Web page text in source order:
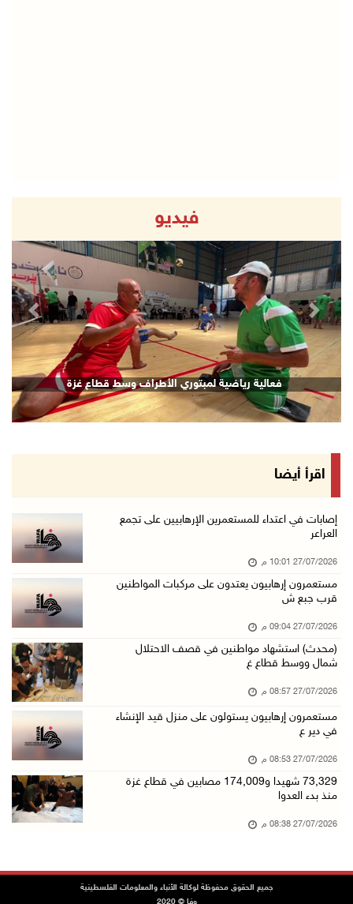
فيديو
فعالية رياضية لمبتوري الأطراف وسط قطاع غزة
Next
اقرأ أيضا
إصابات في اعتداء للمستعمرين الإرهابيين على تجمع
العراعر
27/07/2026 10:01 م
مستعمرون إرهابيون يعتدون على مركبات المواطنين
قرب جبع ش
27/07/2026 09:04 م
(محدث) استشهاد مواطنين في قصف الاحتلال
شمال ووسط قطاع غ
27/07/2026 08:57 م
مستعمرون إرهابيون يستولون على منزل قيد الإنشاء
في دير ع
27/07/2026 08:53 م
73,329 شهيدا و174,009 مصابين في قطاع غزة
منذ بدء العدوا
27/07/2026 08:38 م
جميع الحقوق محفوظة لوكالة الأنباء والمعلومات الفلسطينية